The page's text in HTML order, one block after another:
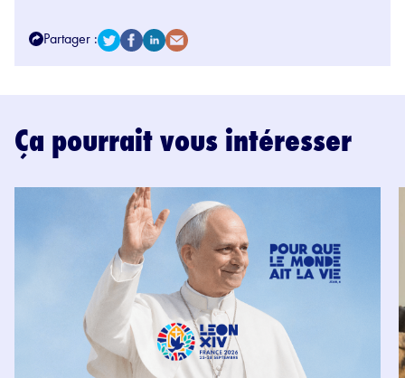
Partager :
Ça pourrait vous intéresser